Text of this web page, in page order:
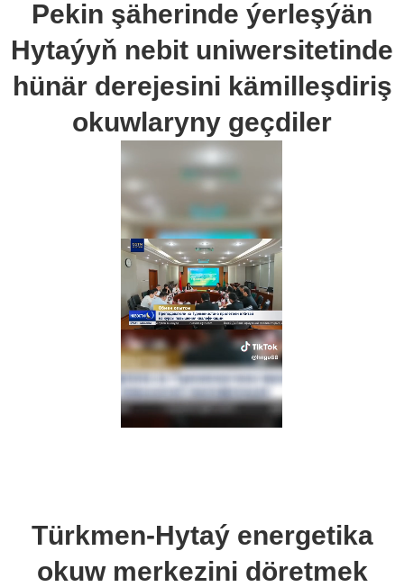
Pekin şäherinde ýerleşýän
Hytaýyň nebit uniwersitetinde
hünär derejesini kämilleşdiriş
okuwlaryny geçdiler
Türkmen-Hytaý energetika
okuw merkezini döretmek